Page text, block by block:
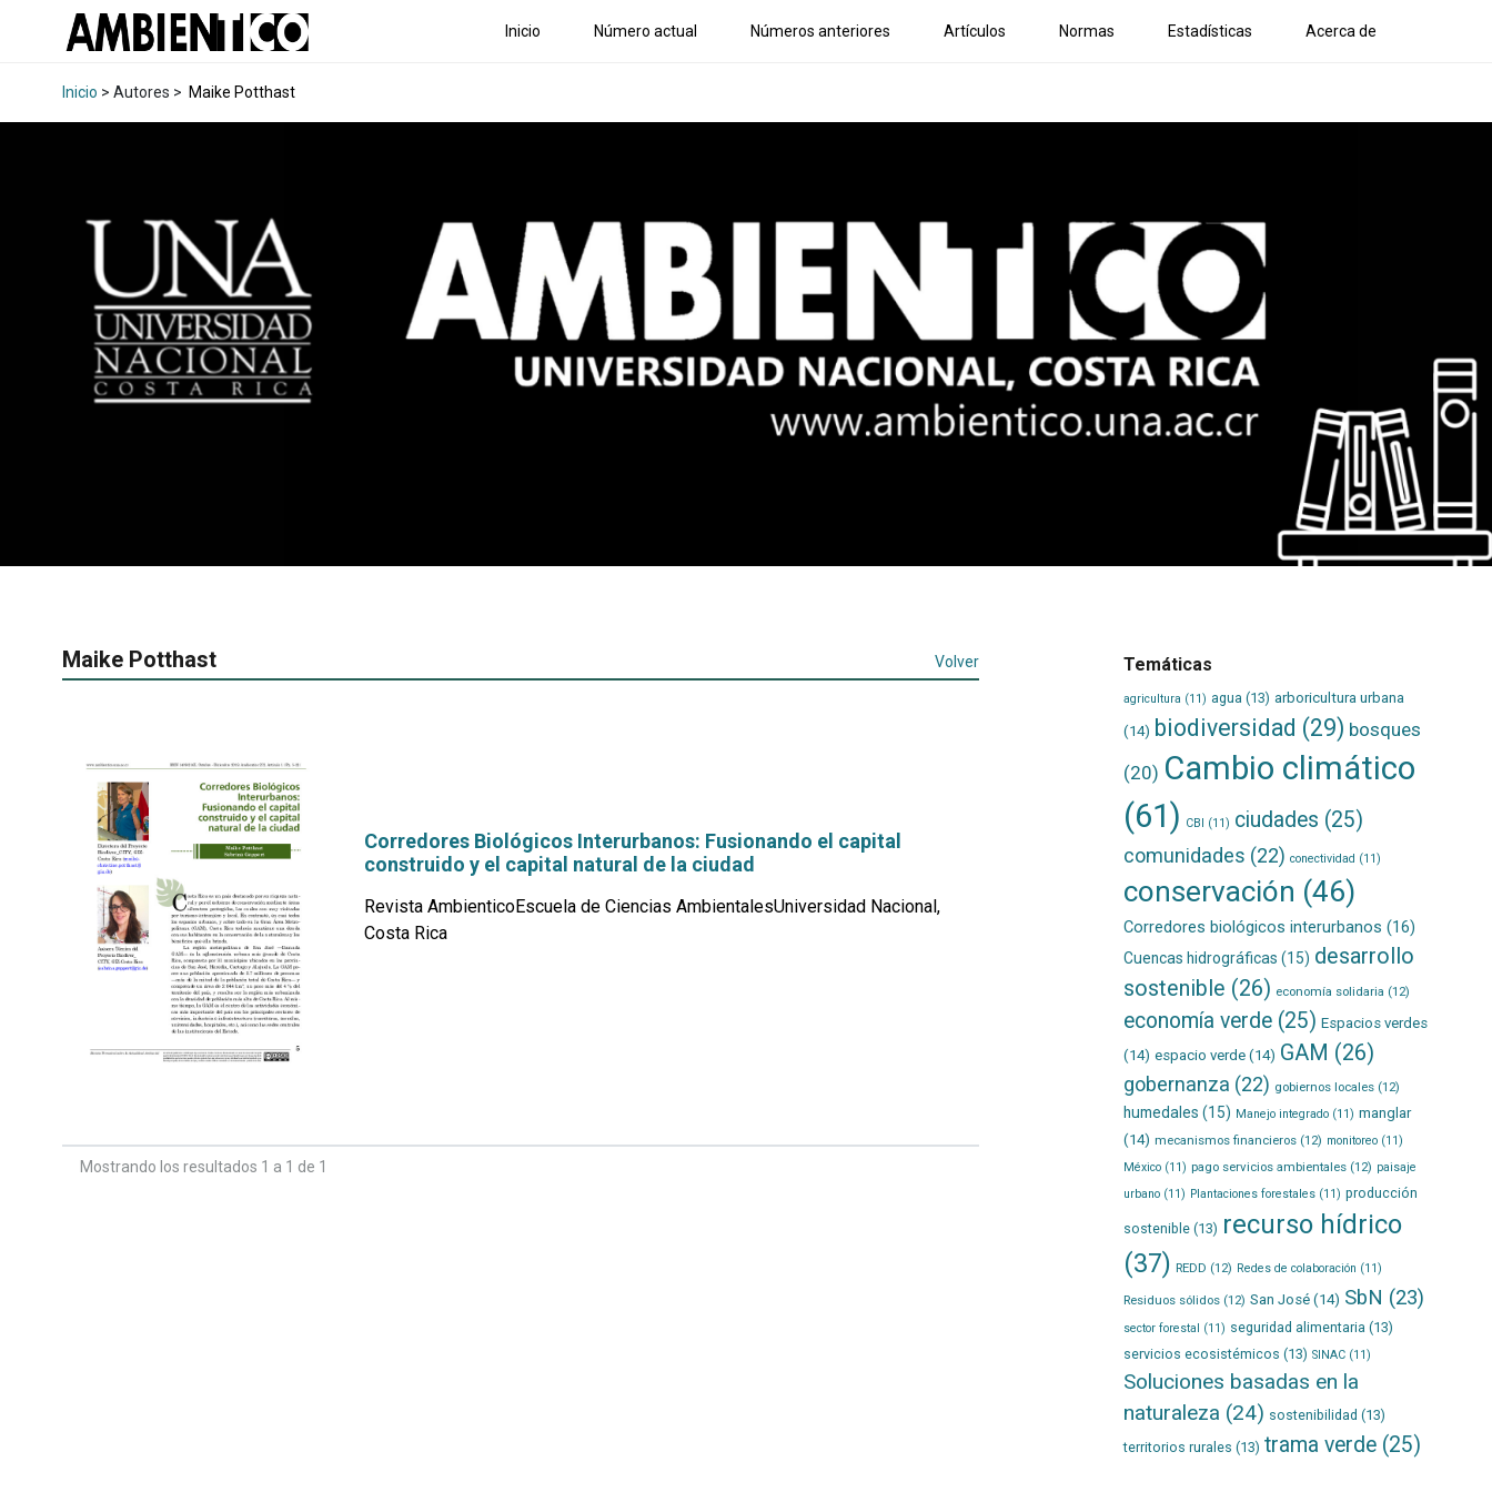
Inicio Número actual Números anteriores Artículos Normas Estadísticas Acerca de
Inicio > Autores > Maike Potthast
Maike Potthast Volver
Corredores Biológicos Interurbanos: Fusionando el capital
construido y el capital natural de la ciudad
Revista AmbienticoEscuela de Ciencias AmbientalesUniversidad Nacional,
Costa Rica
Mostrando los resultados 1 a 1 de 1
Temáticas
agricultura (11) agua (13) arboricultura urbana
(14) biodiversidad (29) bosques
(20) Cambio climático
(61) CBI (11) ciudades (25)
comunidades (22) conectividad (11)
conservación (46)
Corredores biológicos interurbanos (16)
Cuencas hidrográficas (15) desarrollo
sostenible (26) economía solidaria (12)
economía verde(25) Espacios verdes
(14) espacio verde(14) GAM (26)
gobernanza (22) gobiernos locales(12)
humedales (15) Manejo integrado(11) manglar
(14) mecanismos financieros(12) monitoreo(11)
México(11) pago servicios ambientales(12) paisaje
urbano(11) Plantaciones forestales(11) producción
sostenible(13) recurso hídrico
(37) REDD (12) Redes de colaboración (11)
Residuos sólidos(12) San José(14) SbN (23)
sector forestal (11) seguridad alimentaria (13)
servicios ecosistémicos (13) SINAC(11)
Soluciones basadas en la
naturaleza (24) sostenibilidad (13)
territorios rurales (13) trama verde(25)